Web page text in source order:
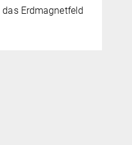
dass